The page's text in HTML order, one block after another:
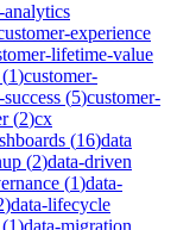
analytics
experience
lifetime-value
(1)customer-
(5)customer-
(2)cx
(16)data
(2)data-driven
(1)data-
)data-lifecycle
(1)data-migration